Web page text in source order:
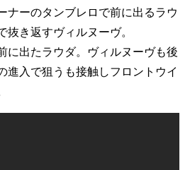
ナーのタンブレロで前に出るラウ
抜き返すヴィルヌーヴ。
に出たラウダ。ヴィルヌーヴも後
進入で狙うも接触しフロントウイ